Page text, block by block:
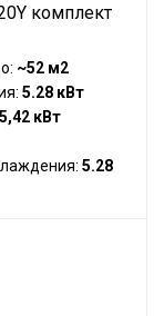
комплект
~52 м2
5.28 кВт
5,42 кВт
5.28